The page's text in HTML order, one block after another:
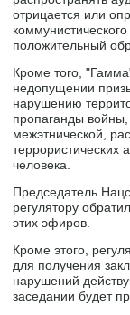
отрицается или
положительный
Кроме того,
недопущении
нарушению
пропаганды войны,
межэтнической,
террористических
человека.
Председатель
регулятору
этих эфиров.
Кроме этого,
для получения
нарушений
заседании будет